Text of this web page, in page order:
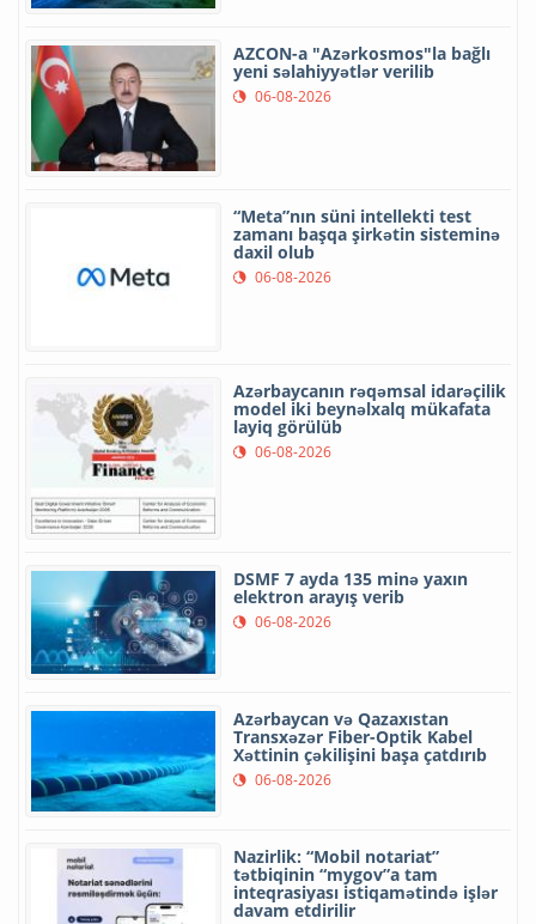
AZCON-a "Azərkosmos"la bağlı
yeni səlahiyyətlər verilib
06-08-2026
“Meta”nın süni intellekti test
zamanı başqa şirkətin sisteminə
daxil olub
06-08-2026
Azərbaycanın rəqəmsal idarəçilik
model iki beynəlxalq mükafata
layiq görülüb
06-08-2026
DSMF 7 ayda 135 minə yaxın
elektron arayış verib
06-08-2026
Azərbaycan və Qazaxıstan
Transxəzər Fiber-Optik Kabel
Xəttinin çəkilişini başa çatdırıb
06-08-2026
Nazirlik: “Mobil notariat”
tətbiqinin “mygov”a tam
inteqrasiyası istiqamətində işlər
davam etdirilir